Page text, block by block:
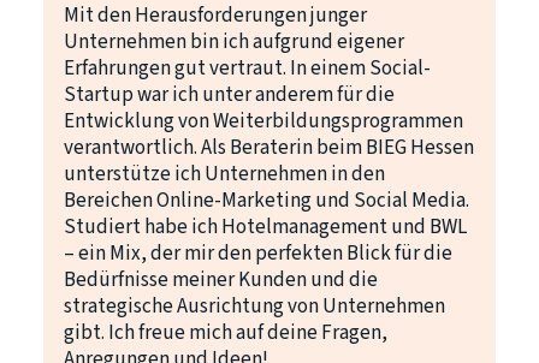
Mit den Herausforderungen junger
Unternehmen bin ich aufgrund eigener
Erfahrungen gut vertraut. In einem Social-
Startup war ich unter anderem für die
Entwicklung von Weiterbildungsprogrammen
verantwortlich. Als Beraterin beim BIEG Hessen
unterstütze ich Unternehmen in den
Bereichen Online-Marketing und Social Media.
Studiert habe ich Hotelmanagement und BWL
– ein Mix, der mir den perfekten Blick für die
Bedürfnisse meiner Kunden und die
strategische Ausrichtung von Unternehmen
gibt. Ich freue mich auf deine Fragen,